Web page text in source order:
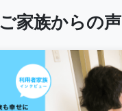
ご家族からの声